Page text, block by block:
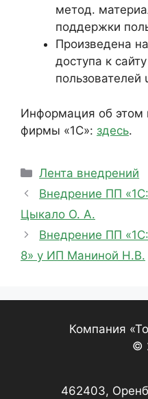
метод.
поддержки
Произведена
доступа к
пользователей
Информация об этом
фирмы «1С»: здесь.
Рубрики
Лента внедрений
Внедрение ПП
Цыкало О. А.
Внедрение ПП
8» у ИП Маниной Н.В.
Компания
©
462403,